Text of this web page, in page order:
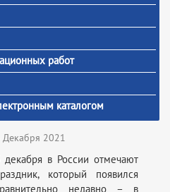
работ
каталогом
Декабря 2021
декабря в России отмечают
который появился
недавно – в